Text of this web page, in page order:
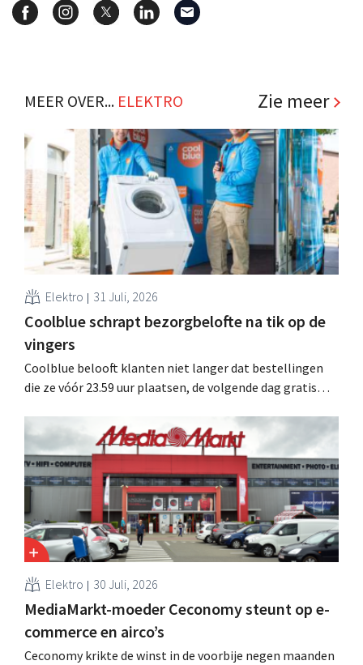
MEER OVER... ELEKTRO Zie meer
Elektro 31 Juli, 2026
Coolblue schrapt bezorgbelofte na tik op de
vingers
Coolblue belooft klanten niet langer dat bestellingen
die ze vóór 23.59 uur plaatsen, de volgende dag gratis
nadat de Nederlandse Reclame Code Commissie
oordeelde dat de belofte misleidend en oneerlijk was.
Elektro 30 Juli, 2026
MediaMarkt-moeder Ceconomy steunt op e-
commerce en airco’s
Ceconomy krikte de winst in de voorbije negen maanden